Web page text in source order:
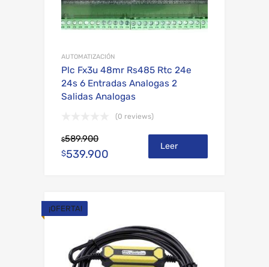
AUTOMATIZACIÓN
Plc Fx3u 48mr Rs485 Rtc 24e
24s 6 Entradas Analogas 2
Salidas Analogas
(0 reviews)
$589.900
$539.900
Leer
¡OFERTA!